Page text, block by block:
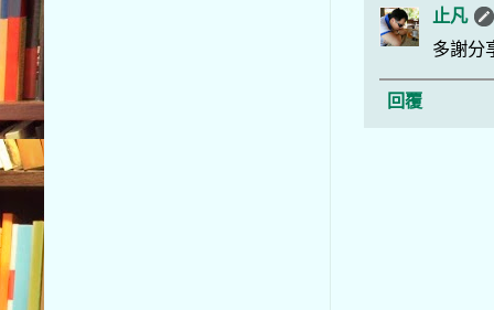
止凡
多謝分
回覆